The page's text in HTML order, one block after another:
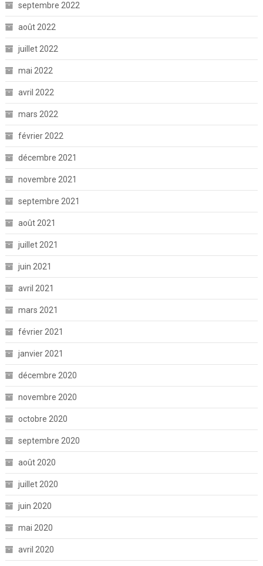
septembre 2022
août 2022
juillet 2022
mai 2022
avril 2022
mars 2022
février 2022
décembre 2021
novembre 2021
septembre 2021
août 2021
juillet 2021
juin 2021
avril 2021
mars 2021
février 2021
janvier 2021
décembre 2020
novembre 2020
octobre 2020
septembre 2020
août 2020
juillet 2020
juin 2020
mai 2020
avril 2020